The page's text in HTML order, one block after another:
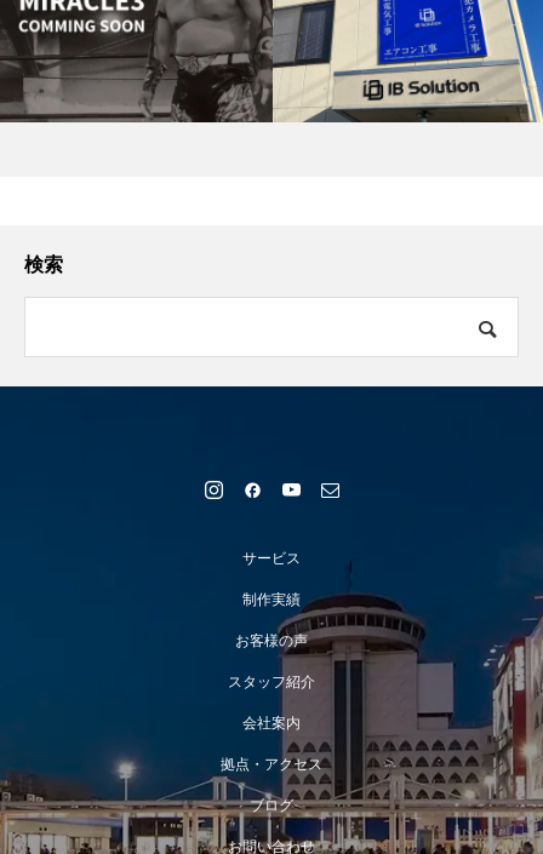
検索
サービス
制作実績
お客様の声
スタッフ紹介
会社案内
拠点・アクセス
ブログ
お問い合わせ